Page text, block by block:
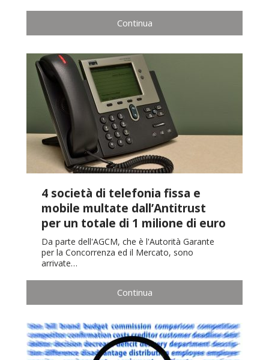
Continua
4 società di telefonia fissa e
mobile multate dall’Antitrust
per un totale di 1 milione di euro
Da parte dell'AGCM, che è l'Autorità Garante
per la Concorrenza ed il Mercato, sono
arrivate…
Continua